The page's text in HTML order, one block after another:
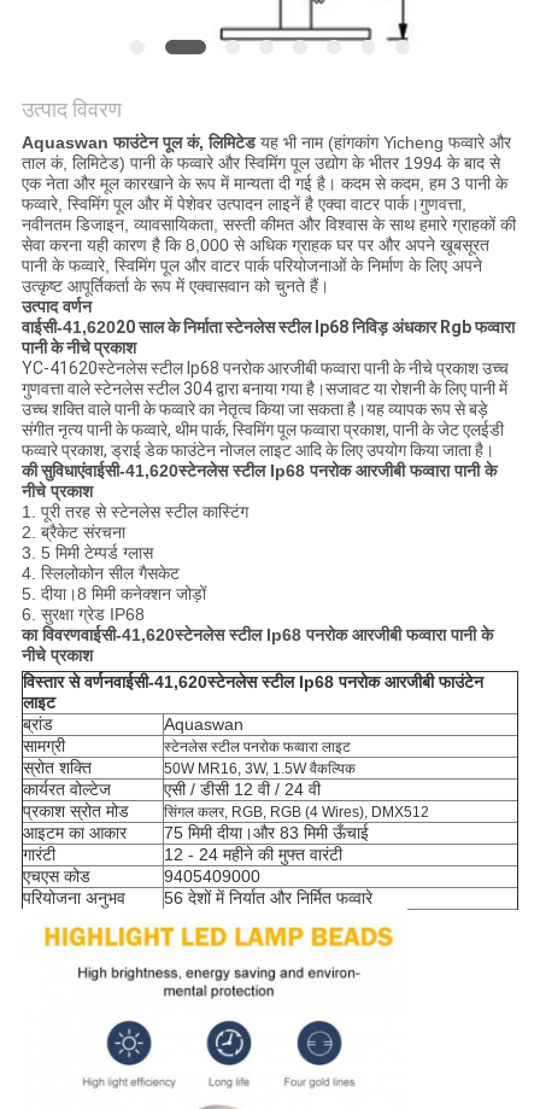
उत्पाद विवरण
Aquaswan फाउंटेन पूल कं, लिमिटेडयह भी नाम (हांगकांग Yicheng फव्वारे और
ताल कं, लिमिटेड) पानी के फव्वारे और स्विमिंग पूल उद्योग के भीतर 1994 के बाद से
एक नेता और मूल कारखाने के रूप में मान्यता दी गई है। कदम से कदम, हम 3 पानी के
फव्वारे, स्विमिंग पूल और में पेशेवर उत्पादन लाइनें है एक्वा वाटर पार्क।गुणवत्ता,
नवीनतम डिजाइन, व्यावसायिकता, सस्ती कीमत और विश्वास के साथ हमारे ग्राहकों की
सेवा करना यही कारण है कि 8,000 से अधिक ग्राहक घर पर और अपने खूबसूरत
पानी के फव्वारे, स्विमिंग पूल और वाटर पार्क परियोजनाओं के निर्माण के लिए अपने
उत्कृष्ट आपूर्तिकर्ता के रूप में एक्वासवान को चुनते हैं।
उत्पाद वर्णन
वाईसी-41,62020 साल के निर्माता स्टेनलेस स्टील Ip68 निविड़ अंधकार Rgb फव्वारा
पानी के नीचे प्रकाश
YC-41620स्टेनलेस स्टील Ip68 पनरोक आरजीबी फव्वारा पानी के नीचे प्रकाशउच्च
गुणवत्ता वाले स्टेनलेस स्टील 304 द्वारा बनाया गया है।सजावट या रोशनी के लिए पानी में
उच्च शक्ति वाले पानी के फव्वारे का नेतृत्व किया जा सकता है।यह व्यापक रूप से बड़े
संगीत नृत्य पानी के फव्वारे, थीम पार्क, स्विमिंग पूल फव्वारा प्रकाश, पानी के जेट एलईडी
फव्वारे प्रकाश, ड्राई डेक फाउंटेन नोजल लाइट आदि के लिए उपयोग किया जाता है।
की सुविधाएंवाईसी-41,620स्टेनलेस स्टील Ip68 पनरोक आरजीबी फव्वारा पानी के
नीचे प्रकाश
1. पूरी तरह से स्टेनलेस स्टील कास्टिंग
2. ब्रैकेट संरचना
3. 5 मिमी टेम्पर्ड ग्लास
4. स्लिलोकोन सील गैसकेट
5. दीया।8 मिमी कनेक्शन जोड़ों
6. सुरक्षा ग्रेड IP68
का विवरणवाईसी-41,620स्टेनलेस स्टील Ip68 पनरोक आरजीबी फव्वारा पानी के
नीचे प्रकाश
विस्तार से वर्णनवाईसी-41,620स्टेनलेस स्टील Ip68 पनरोक आरजीबी फाउंटेन
लाइट
ब्रांड
Aquaswan
सामग्री
स्टेनलेस स्टील पनरोक फव्वारा लाइट
स्रोत शक्ति 50W MR16, 3W, 1.5W वैकल्पिक
कार्यरत वोल्टेज
एसी / डीसी 12 वी / 24 वी
प्रकाश स्रोत मोड
सिंगल कलर, RGB, RGB (4 Wires), DMX512
आइटम का आकार
75 मिमी दीया।और 83 मिमी ऊँचाई
गारंटी
12 - 24 महीने की मुफ्त वारंटी
एचएस कोड
9405409000
परियोजना अनुभव
56 देशों में निर्यात और निर्मित फव्वारे